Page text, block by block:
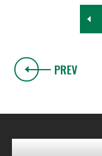
PREV